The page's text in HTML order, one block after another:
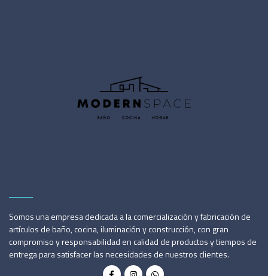
Somos una empresa dedicada a la comercialización y fabricación de
artículos de baño, cocina, iluminación y construcción, con gran
compromiso y responsabilidad en calidad de productos y tiempos de
entrega para satisfacer las necesidades de nuestros clientes.